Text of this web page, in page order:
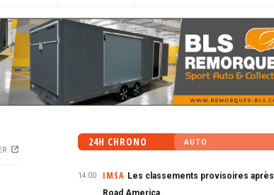
24H CHRONO
14:00 IMSA Les classements provisoires après
Road America